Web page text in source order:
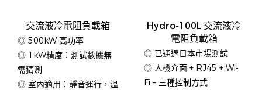
交流液冷電阻負載箱
◎ 500kW 高功率
◎ 1kW精度：測試數據無
需猜測
◎ 室內適用：靜音運行，溫
Hydro-100L 交流液冷
電阻負載箱
◎ 已通過日本市場測試
◎ 人機介面 + RJ45 + Wi-
Fi – 三種控制方式